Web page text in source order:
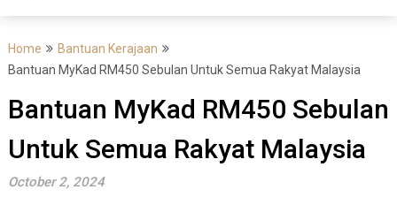
Home
Bantuan Kerajaan
Bantuan MyKad RM450 Sebulan Untuk Semua Rakyat Malaysia
Bantuan MyKad RM450 Sebulan
Untuk Semua Rakyat Malaysia
October 2, 2024